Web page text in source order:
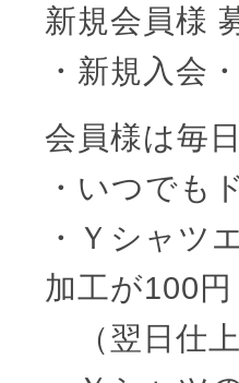
新規会員様
・新規入会
会員様は毎
・いつでも
・Ｙシャツ
加工が100円
（翌日仕